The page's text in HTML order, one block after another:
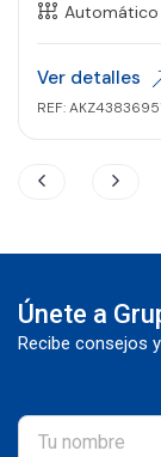
Automático
Ver detalles
REF:
Únete a
Recibe consejos